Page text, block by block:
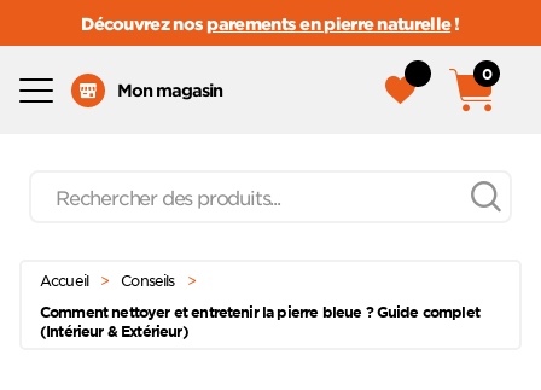
Découvrez nosparements en pierre naturelle!
Mon magasin
0
contenu
Menu
Accueil > Conseils
>
Comment nettoyer et entretenir la pierre bleue ? Guide complet
(Intérieur & Extérieur)